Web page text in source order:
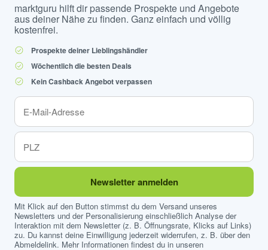
marktguru hilft dir passende Prospekte und Angebote
aus deiner Nähe zu finden. Ganz einfach und völlig
kostenfrei.
Prospekte deiner Lieblingshändler
Wöchentlich die besten Deals
Kein Cashback Angebot verpassen
Newsletter anmelden
Mit Klick auf den Button stimmst du dem Versand unseres
Newsletters und der Personalisierung einschließlich Analyse der
Interaktion mit dem Newsletter (z. B. Öffnungsrate, Klicks auf Links)
zu. Du kannst deine Einwilligung jederzeit widerrufen, z. B. über den
Abmeldelink. Mehr Informationen findest du in unseren